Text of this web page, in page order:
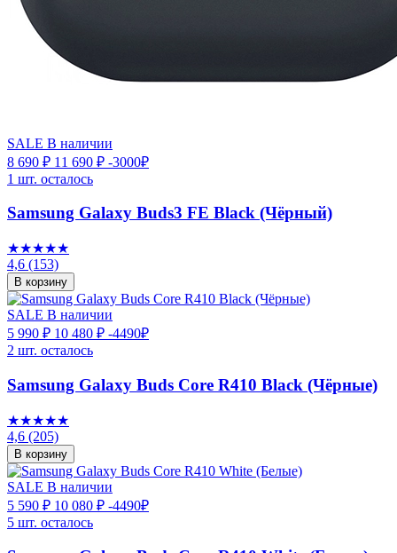
SALE В наличии
8 690 ₽ 11 690 ₽ -3000₽
1 шт. осталось
Samsung Galaxy Buds3 FE Black (Чёрный)
★★★★★
4,6 (153)
В корзину
SALE В наличии
5 990 ₽ 10 480 ₽ -4490₽
2 шт. осталось
Samsung Galaxy Buds Core R410 Black (Чёрные)
★★★★★
4,6 (205)
В корзину
SALE В наличии
5 590 ₽ 10 080 ₽ -4490₽
5 шт. осталось